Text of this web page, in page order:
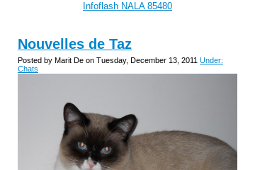
Infoflash NALA 85480
Nouvelles de Taz
Posted by Marit De on Tuesday, December 13, 2011 Under:
Chats